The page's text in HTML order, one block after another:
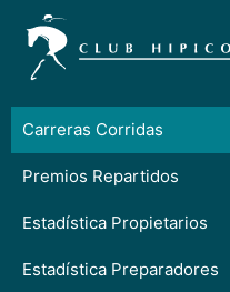
Carreras Corridas
Premios Repartidos
Estadística Propietarios
Estadística Preparadores